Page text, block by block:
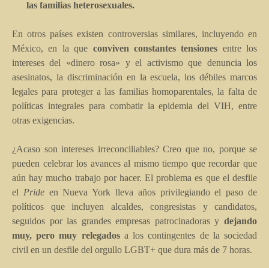
las familias heterosexuales.
En otros países existen controversias similares, incluyendo en
México, en la que conviven constantes tensiones entre los
intereses del «dinero rosa» y el activismo que denuncia los
asesinatos, la discriminación en la escuela, los débiles marcos
legales para proteger a las familias homoparentales, la falta de
políticas integrales para combatir la epidemia del VIH, entre
otras exigencias.
¿Acaso son intereses irreconciliables? Creo que no, porque se
pueden celebrar los avances al mismo tiempo que recordar que
aún hay mucho trabajo por hacer. El problema es que el desfile
el Prideen Nueva York lleva años privilegiando el paso de
políticos que incluyen alcaldes, congresistas y candidatos,
seguidos por las grandes empresas patrocinadoras y dejando
muy, pero muy relegados a los contingentes de la sociedad
civil en un desfile del orgullo LGBT+ que dura más de 7 horas.